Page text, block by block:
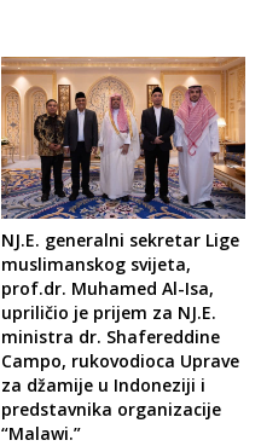
NJ.E. generalni sekretar Lige
muslimanskog svijeta,
prof.dr. Muhamed Al-Isa,
upriličio je prijem za NJ.E.
ministra dr. Shafereddine
Campo, rukovodioca Uprave
za džamije u Indoneziji i
predstavnika organizacije
“Malawi.”